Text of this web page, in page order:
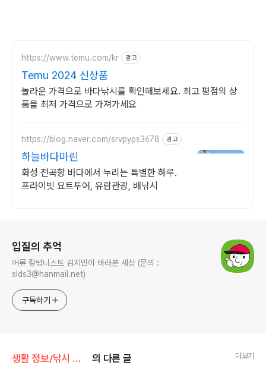
https://www.temu.com/kr 광고
Temu 2024 신상품
놀라운 가격으로 바다낚시를 확인해보세요. 최고 평점의 상
품을 최저 가격으로 가져가세요
https://blog.naver.com/srvpyps3678 광고
하늘바다마린
화성 전곡항 바다에서 누리는 특별한 하루.
프라이빗 요트투어, 유람관광, 배낚시
입질의 추억
어류 칼럼니스트 김지민이 바라본 세상 (문의 :
slds3@hanmail.net)
구독하기
생활 정보/낚시 에세이 의 다른 글 더보기